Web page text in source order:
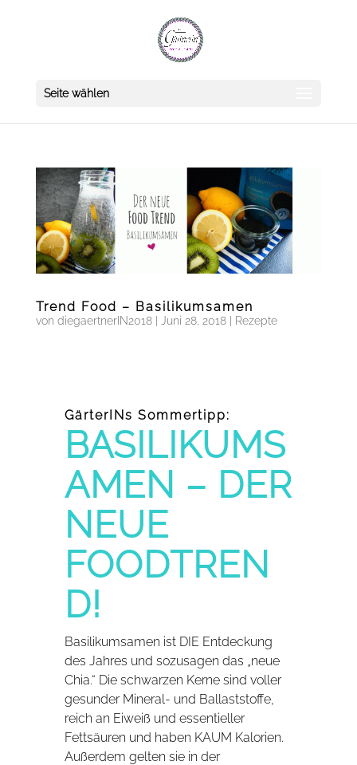
Seite wählen
Trend Food – Basilikumsamen
von diegaertnerIN2018| Juni 28, 2018| Rezepte
GärterINs Sommertipp:
BASILIKUMS
AMEN – DER
NEUE
FOODTREN
D!
Basilikumsamen ist DIE Entdeckung
des Jahres und sozusagen das „neue
Chia.“ Die schwarzen Kerne sind voller
gesunder Mineral- und Ballaststoffe,
reich an Eiweiß und essentieller
Fettsäuren und haben KAUM Kalorien.
Außerdem gelten sie in der